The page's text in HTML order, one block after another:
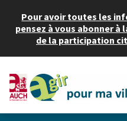
Pour avoir toutes les
pensez à vous abonner à
de la participation